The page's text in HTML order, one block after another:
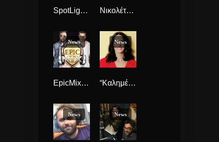
SpotLight, με την Βάγια και την Κική Νικολέτα & Λουκάς Last Minute Επανάληψη
News
EpicMix bY TeoTzimas & GiannisZissis
News
“Καλημέρα από τον astera” με την Νόνη Δούνια
News News